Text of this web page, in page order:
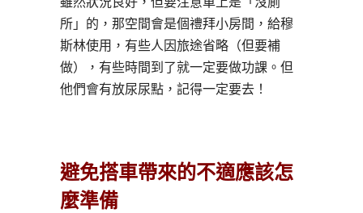
所」的，那空間會是個禮拜小房間，給穆
斯林使用，有些人因旅途省略（但要補
做），有些時間到了就一定要做功課。但
他們會有放尿尿點，記得一定要去！
避免搭車帶來的不適應該怎
麼準備